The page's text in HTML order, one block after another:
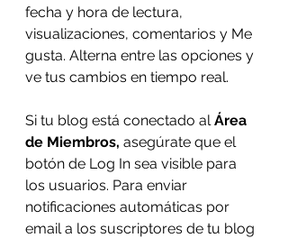
fecha y hora de lectura,
visualizaciones, comentarios y Me
gusta. Alterna entre las opciones y
ve tus cambios en tiempo real.
Si tu blog está conectado al Área
de Miembros, asegúrate que el
botón de Log In sea visible para
los usuarios. Para enviar
notificaciones automáticas por
email a los suscriptores de tu blog